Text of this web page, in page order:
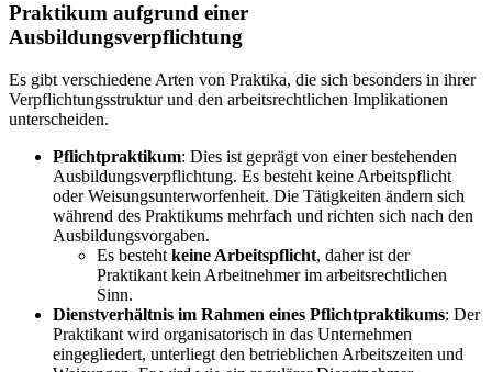
Praktikum aufgrund einer
Ausbildungsverpflichtung
Es gibt verschiedene Arten von Praktika, die sich besonders in ihrer
Verpflichtungsstruktur und den arbeitsrechtlichen Implikationen
unterscheiden.
Pflichtpraktikum: Dies ist geprägt von einer bestehenden
Ausbildungsverpflichtung. Es besteht keine Arbeitspflicht
oder Weisungsunterworfenheit. Die Tätigkeiten ändern sich
während des Praktikums mehrfach und richten sich nach den
Ausbildungsvorgaben.
Es besteht keine Arbeitspflicht, daher ist der
Praktikant kein Arbeitnehmer im arbeitsrechtlichen
Sinn.
Dienstverhältnis im Rahmen eines Pflichtpraktikums: Der
Praktikant wird organisatorisch in das Unternehmen
eingegliedert, unterliegt den betrieblichen Arbeitszeiten und